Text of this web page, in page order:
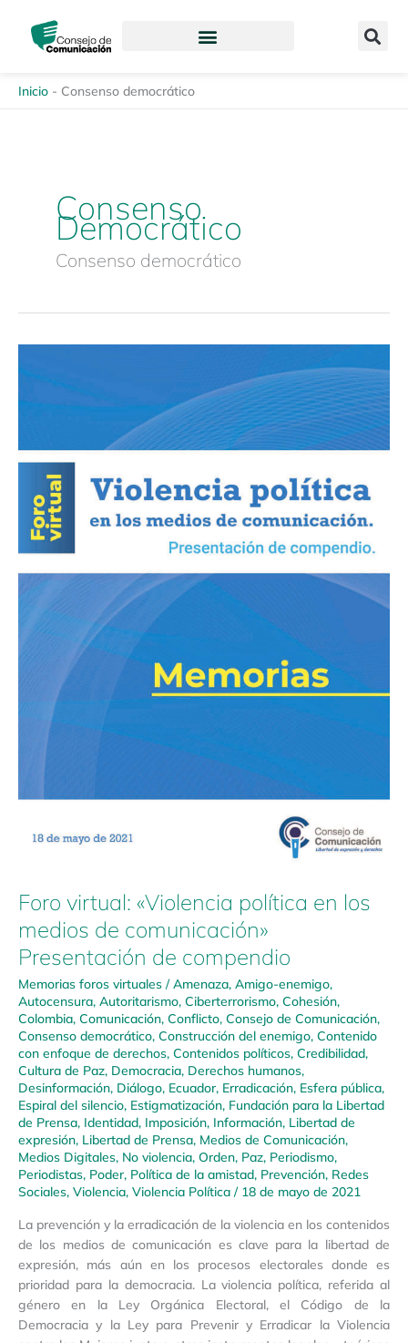
contenido
Inicio - Consenso democrático
Consenso
Democrático
Consenso democrático
Foro virtual: «Violencia política en los
medios de comunicación»
Presentación de compendio
Memorias foros virtuales /Amenaza, Amigo-enemigo,
Autocensura, Autoritarismo, Ciberterrorismo, Cohesión,
Colombia, Comunicación, Conflicto, Consejo de Comunicación,
Consenso democrático, Construcción del enemigo, Contenido
con enfoque de derechos, Contenidos políticos, Credibilidad,
Cultura de Paz, Democracia, Derechos humanos,
Desinformación, Diálogo, Ecuador, Erradicación, Esfera pública,
Espiral del silencio, Estigmatización, Fundación para la Libertad
de Prensa, Identidad, Imposición, Información, Libertad de
expresión, Libertad de Prensa, Medios de Comunicación,
Medios Digitales, No violencia, Orden, Paz, Periodismo,
Periodistas, Poder, Política de la amistad, Prevención, Redes
Sociales, Violencia, Violencia Política / 18 de mayo de 2021
La prevención y la erradicación de la violencia en los contenidos
de los medios de comunicación es clave para la libertad de
expresión, más aún en los procesos electorales donde es
prioridad para la democracia. La violencia política, referida al
género en la Ley Orgánica Electoral, el Código de la
Democracia y la Ley para Prevenir y Erradicar la Violencia
virtual:
«Violencia
los
medios
comunicación»
Presentación
de
compendio